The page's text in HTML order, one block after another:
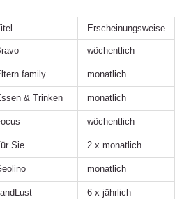
Erscheinungsweise
wöchentlich
family monatlich
& Trinken monatlich
wöchentlich
Sie 2 x monatlich
monatlich
6 x jährlich